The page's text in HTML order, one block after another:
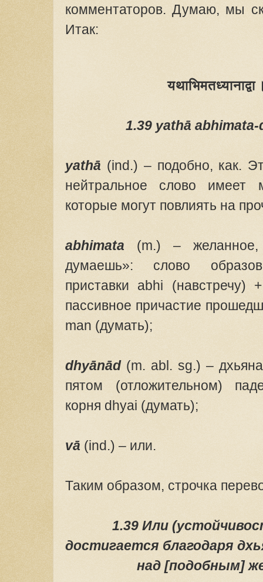
комментаторов. Думаю, мы
Итак:
1.39 yathā
yathā (ind.) – подобно, как.
нейтральное слово имеет
которые могут повлиять на
abhimata (m.) –
думаешь»: слово
приставки abhi (навстречу)
пассивное причастие
man (думать);
dhyānād(m. abl. sg.) –
пятом (отложительном)
корня dhyai (думать);
vā (ind.) – или.
Таким образом, строчка
1.39 Или
достигается благодаря
над [подобным]